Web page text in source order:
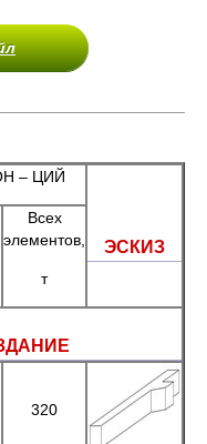
– ЦИЙ
ЭСКИЗ
Всех
элементов,
т
320